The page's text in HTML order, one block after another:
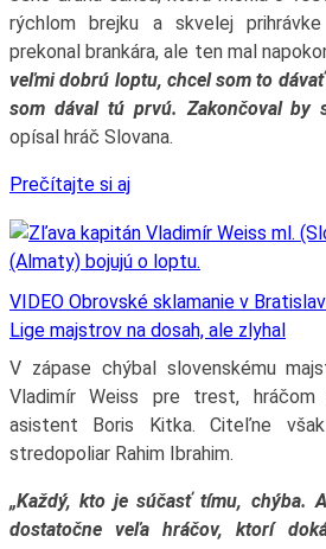
rýchlom brejku a skvelej
prekonal brankára, ale ten mal
veľmi dobrú loptu, chcel som to
som dával tú prvú. Zakončoval by
opísal hráč Slovana.
Prečítajte si aj
VIDEO Obrovské sklamanie v
Lige majstrov na dosah, ale zlyhal
V zápase chýbal slovenskému
Vladimír Weiss pre trest, hráčom
asistent Boris Kitka. Citeľne
stredopoliar Rahim Ibrahim.
„Každý, kto je súčasť tímu, chýba.
dostatočne veľa hráčov, ktorí